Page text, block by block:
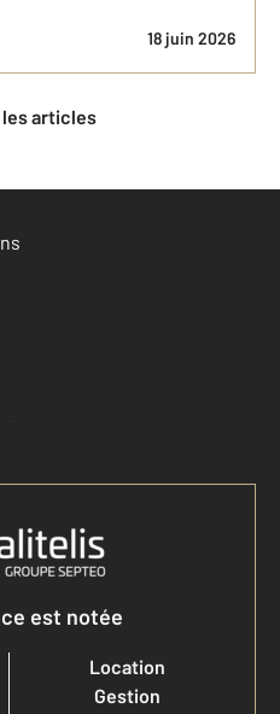
18 juin 2026
les articles
mon compte
est notée
Location
Gestion